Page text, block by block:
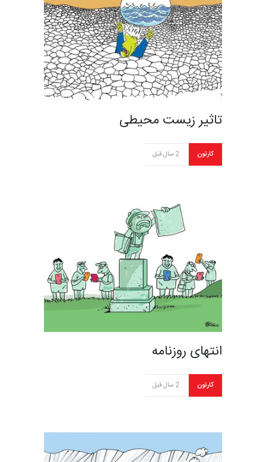
تاثیر زیست محیطی
کارتون 2 سال قبل
انتهای روزنامه
کارتون 2 سال قبل